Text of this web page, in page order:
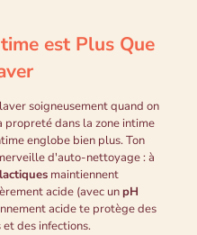
est Plus Que
soigneusement quand on
propreté dans la zone intime
englobe bien plus. Ton
d'auto-nettoyage : à
maintiennent
acide (avec unpH
acide te protège des
des infections.